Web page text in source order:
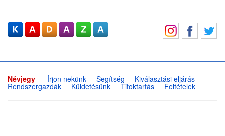
Névjegy Írjon nekünk Segítség Kiválasztási eljárás
Rendszergazdák Küldetésünk Titoktartás Feltételek